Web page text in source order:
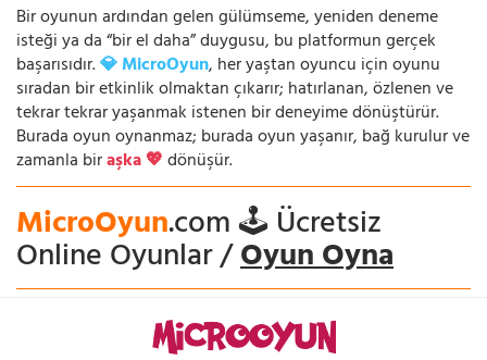
Bir oyunun ardından gelen gülümseme, yeniden deneme
isteği ya da “bir el daha” duygusu, bu platformun gerçek
başarısıdır.💎 MicroOyun, her yaştan oyuncu için oyunu
sıradan bir etkinlik olmaktan çıkarır; hatırlanan, özlenen ve
tekrar tekrar yaşanmak istenen bir deneyime dönüştürür.
Burada oyun oynanmaz; burada oyun yaşanır, bağ kurulur ve
zamanla biraşka 💖dönüşür.
MicroOyun.com 🕹️ Ücretsiz
Online Oyunlar /Oyun Oyna